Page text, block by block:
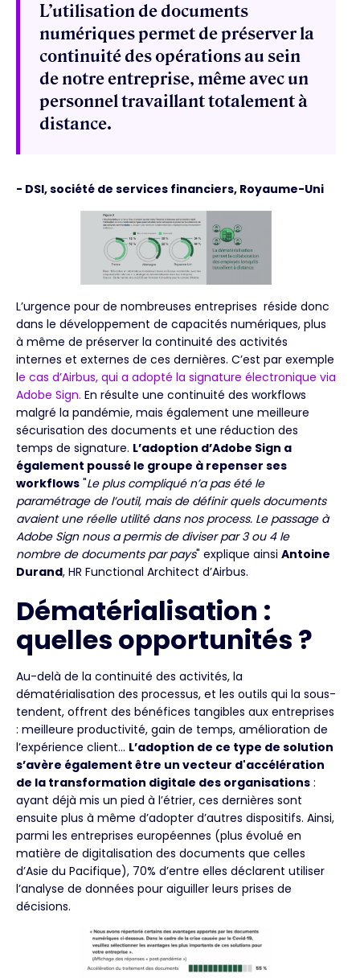
L’utilisation de documents
numériques permet de préserver la
continuité des opérations au sein
de notre entreprise, même avec un
personnel travaillant totalement à
distance.
- DSI, société de services financiers, Royaume-Uni
L’urgence pour de nombreuses entreprises réside donc
dans le développement de capacités numériques, plus
à même de préserver la continuité des activités
internes et externes de ces dernières. C’est par exemple
le cas d’Airbus, qui a adopté la signature électronique via
Adobe Sign. En résulte une continuité des workflows
malgré la pandémie, mais également une meilleure
sécurisation des documents et une réduction des
temps de signature. L’adoption d’Adobe Sign a
également poussé le groupe à repenser ses
workflows "Le plus compliqué n’a pas été le
paramétrage de l’outil, mais de définir quels documents
avaient une réelle utilité dans nos process. Le passage à
Adobe Sign nous a permis de diviser par 3 ou 4 le
nombre de documents par pays" explique ainsi Antoine
Durand, HR Functional Architect d’Airbus.
Dématérialisation :
quelles opportunités ?
Au-delà de la continuité des activités, la
dématérialisation des processus, et les outils qui la sous-
tendent, offrent des bénéfices tangibles aux entreprises
: meilleure productivité, gain de temps, amélioration de
l’expérience client... L’adoption de ce type de solution
s’avère également être un vecteur d'accélération
de la transformation digitale des organisations :
ayant déjà mis un pied à l’étrier, ces dernières sont
ensuite plus à même d’adopter d’autres dispositifs. Ainsi,
parmi les entreprises européennes (plus évolué en
matière de digitalisation des documents que celles
d’Asie du Pacifique), 70% d’entre elles déclarent utiliser
l’analyse de données pour aiguiller leurs prises de
décisions.